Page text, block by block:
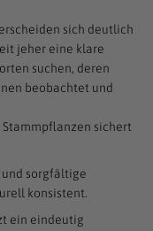
sich deutlich
jeher eine klare
suchen, deren
beobachtet und
sichert
und sorgfältige
konsistent.
ein eindeutig